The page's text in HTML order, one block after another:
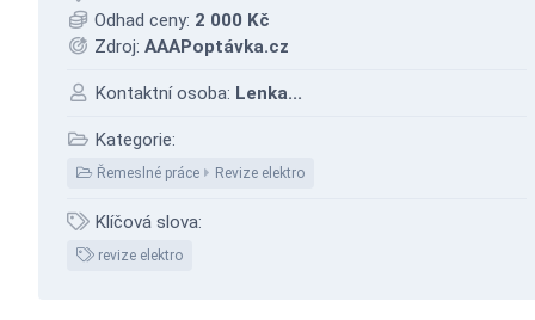
Odhad ceny: 2 000 Kč
Zdroj: AAAPoptávka.cz
Kontaktní osoba: Lenka...
Kategorie:
Řemeslné práce Revize elektro
Klíčová slova:
revize elektro